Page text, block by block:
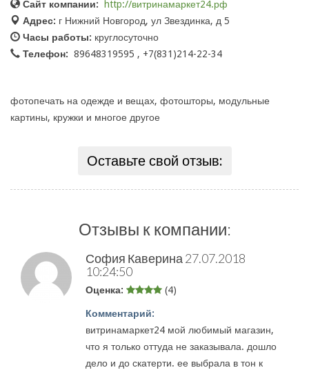
Сайт компании:
http://витринамаркет24.рф
Адрес: г Нижний Новгород, ул Звездинка, д 5
Часы работы: круглосуточно
Телефон: 89648319595 , +7(831)214-22-34
фотопечать на одежде и вещах, фотошторы, модульные
картины, кружки и многое другое
Оставьте свой отзыв:
Отзывы к компании:
София Каверина 27.07.2018
10:24:50
Оценка: (4)
Комментарий:
витринамаркет24 мой любимый магазин,
что я только оттуда не заказывала. дошло
дело и до скатерти. ее выбрала в тон к